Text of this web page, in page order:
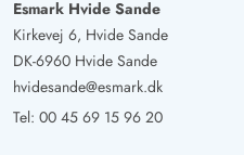
Esmark Hvide Sande
Kirkevej 6, Hvide Sande
DK-6960 Hvide Sande
hvidesande@esmark.dk
Tel: 00 45 69 15 96 20